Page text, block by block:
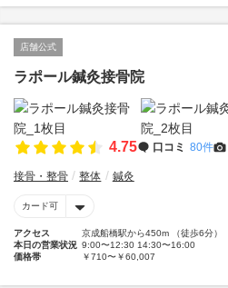
店舗公式
ラポール鍼灸接骨院
4.75 口コミ 80件
接骨・整骨 整体 鍼灸
カード可
アクセス
京成船橋駅から450m （徒歩6分）
本日の営業状況 9:00〜12:30 14:30〜16:00
価格帯
￥710〜￥60,007